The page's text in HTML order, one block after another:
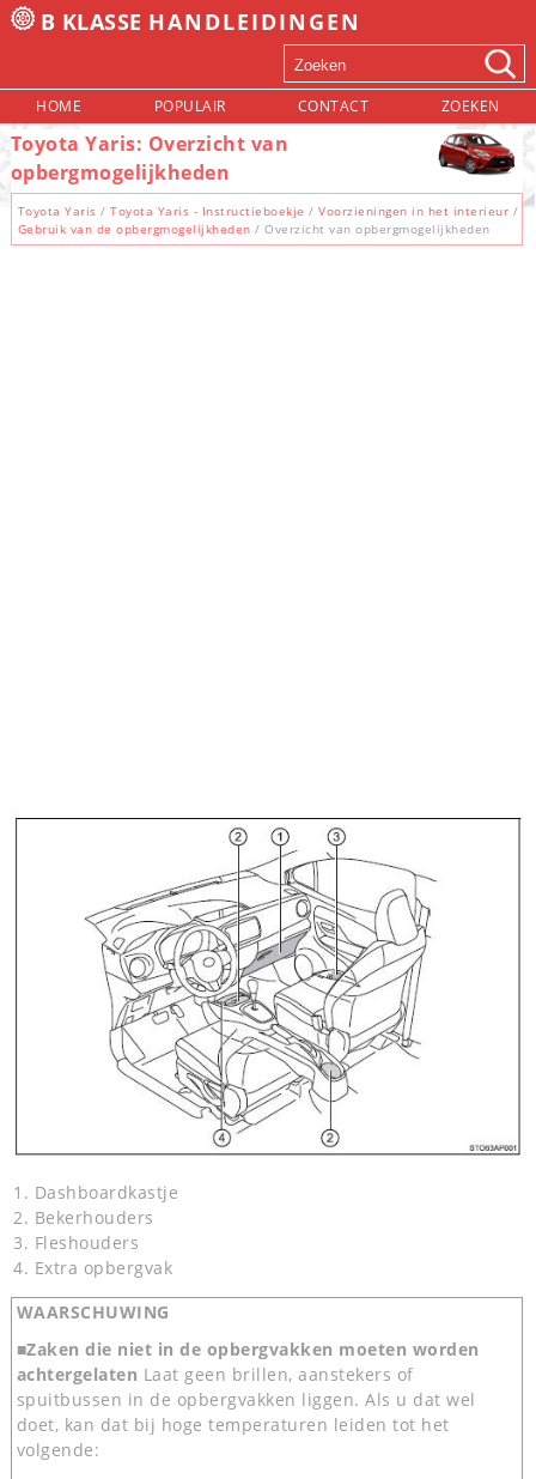
B KLASSE HANDLEIDINGEN
HOME POPULAIR CONTACT ZOEKEN
Toyota Yaris: Overzicht van
opbergmogelijkheden
Toyota Yaris /Toyota Yaris - Instructieboekje /Voorzieningen in het interieur /
Gebruik van de opbergmogelijkheden / Overzicht van opbergmogelijkheden
Dashboardkastje
Bekerhouders
Fleshouders
Extra opbergvak
WAARSCHUWING
■Zaken die niet in de opbergvakken moeten worden
achtergelaten Laat geen brillen, aanstekers of
spuitbussen in de opbergvakken liggen. Als u dat wel
doet, kan dat bij hoge temperaturen leiden tot het
volgende: